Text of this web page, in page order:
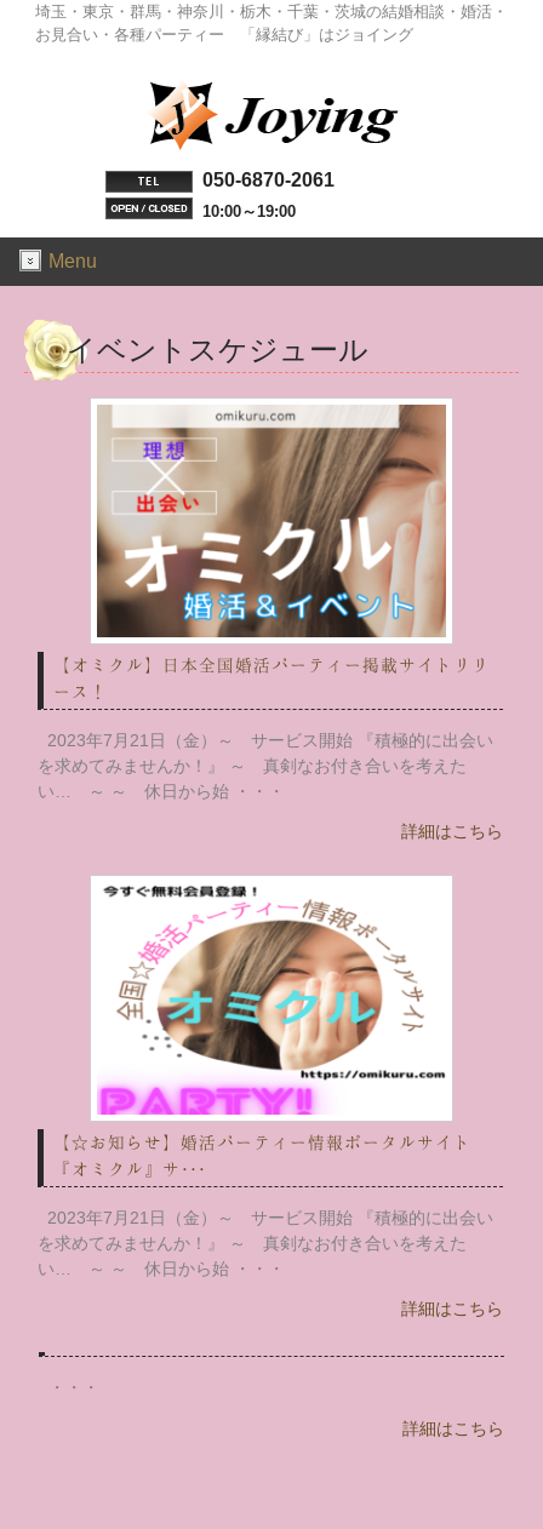
埼玉・東京・群馬・神奈川・栃木・千葉・茨城の結婚相談・婚活・
お見合い・各種パーティー 「縁結び」はジョイング
050-6870-2061
10:00～19:00
Menu
イベントスケジュール
【オミクル】日本全国婚活パーティー掲載サイトリリ
ース！
2023年7月21日（金）～ サービス開始 『積極的に出会い
を求めてみませんか！』 ～ 真剣なお付き合いを考えた
い… ～ ～ 休日から始 ・・・
詳細はこちら
【☆お知らせ】婚活パーティー情報ポータルサイト
『オミクル』サ･･･
2023年7月21日（金）～ サービス開始 『積極的に出会い
を求めてみませんか！』 ～ 真剣なお付き合いを考えた
い… ～ ～ 休日から始 ・・・
詳細はこちら
・・・
詳細はこちら